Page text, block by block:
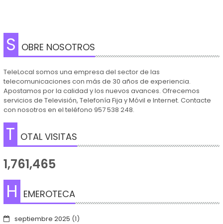
S OBRE NOSOTROS
TeleLocal somos una empresa del sector de las
telecomunicaciones con más de 30 años de experiencia.
Apostamos por la calidad y los nuevos avances. Ofrecemos
servicios de Televisión, Telefonía Fija y Móvil e Internet. Contacte
con nosotros en el teléfono 957 538 248.
T OTAL VISITAS
1,761,465
H EMEROTECA
septiembre 2025 (1)